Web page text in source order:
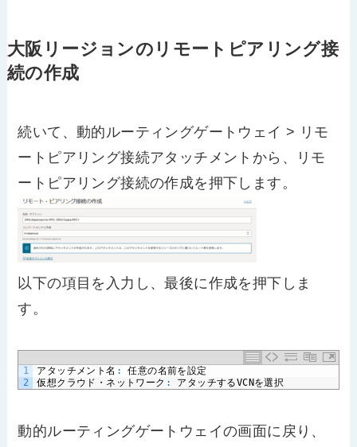
大阪リージョンのリモートピアリング接
続の作成
続いて、動的ルーティングゲートウェイ > リモ
ートピアリング接続アタッチメントから、リモ
ートピアリング接続の作成を押下します。
以下の項目を入力し、最後に作成を押下しま
す。
1
2
アタッチメント名 :
任意の名前を設定
仮想クラウド・ネットワーク : アタッチするVCNを選択
動的ルーティングゲートウェイの画面に戻り、